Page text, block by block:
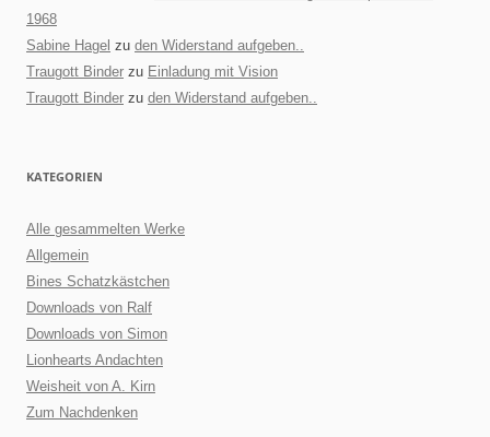
1968
Sabine Hagel zu den Widerstand aufgeben..
Traugott Binder zu Einladung mit Vision
Traugott Binder zu den Widerstand aufgeben..
KATEGORIEN
Alle gesammelten Werke
Allgemein
Bines Schatzkästchen
Downloads von Ralf
Downloads von Simon
Lionhearts Andachten
Weisheit von A. Kirn
Zum Nachdenken